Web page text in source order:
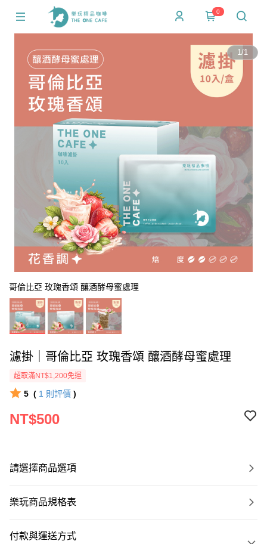
0
1/1
哥倫比亞 玫瑰香頌 釀酒酵母蜜處理
濾掛｜哥倫比亞 玫瑰香頌 釀酒酵母蜜處理
超取滿NT$1,200免運
5 ( 1 則評價 )
NT$500
請選擇商品選項
樂玩商品規格表
付款與運送方式